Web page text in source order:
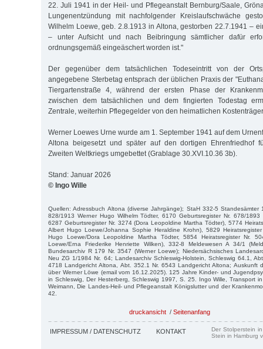
22. Juli 1941 in der Heil- und Pflegeanstalt Bernburg/Saale,
Lungenentzündung mit nachfolgender Kreislaufschwäche
Wilhelm Loewe, geb. 2.8.1913 in Altona, gestorben 22.7.1941 –
– unter Aufsicht und nach Beibringung sämtlicher dafür
ordnungsgemäß eingeäschert worden ist."
Der gegenüber dem tatsächlichen Todeseintritt von der
angegebene Sterbetag entsprach der üblichen Praxis der
Tiergartenstraße 4, während der ersten Phase der
zwischen dem tatsächlichen und dem fingierten Todestag
Zentrale, weiterhin Pflegegelder von den heimatlichen
Werner Loewes Urne wurde am 1. September 1941 auf dem
Altona beigesetzt und später auf den dortigen Ehrenfriedhof
Zweiten Weltkriegs umgebettet (Grablage 30.XVI.10.36 3b).
Stand: Januar 2026
© Ingo Wille
Quellen: Adressbuch Altona (diverse Jahrgänge); StaH 332-5 Standesämter
828/1913 Werner Hugo Wilhelm Tödter, 6170 Geburtsregister Nr. 678/1893
6287 Geburtsregister Nr. 3274 (Dora Leopoldine Martha Tödter), 5774
Albert Hugo Loewe/Johanna Sophie Heraldine Krohn), 5829
Hugo Loewe/Dora Leopoldine Martha Tödter, 5854 Heiratsregister Nr.
Loewe/Erna Friederike Henriette Wilken), 332-8 Meldewesen A 34/1
Bundesarchiv R 179 Nr. 3547 (Werner Loewe); Niedersächsisches
Neu ZG 1/1984 Nr. 64; Landesarchiv Schleswig-Holstein, Schleswig 64.1,
4718 Landgericht Altona, Abt. 352.1 Nr. 6543 Landgericht Altona; Auskunft
über Werner Löwe (email vom 16.12.2025). 125 Jahre Kinder- und
in Schleswig, Der Hesterberg, Schleswig 1997, S. 25. Ingo Wille, Transport
Weimann, Die Landes-Heil- und Pflegeanstalt Königslutter und der
42.
druckansicht / Seitenanfang
IMPRESSUM / DATENSCHUTZ KONTAKT
Der Stolperstein
Stein in Hamburg